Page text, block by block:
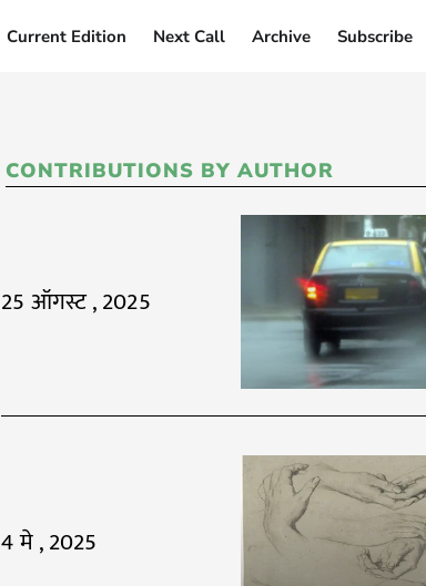
Current Edition Next Call Archive Subscribe
CONTRIBUTIONS BY AUTHOR
25 ऑगस्ट , 2025
4 मे , 2025